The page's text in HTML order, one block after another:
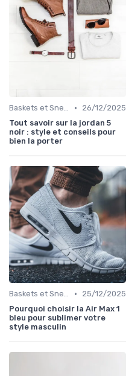
Baskets et Sneakers •
26/12/2025
Tout savoir sur la jordan 5
noir : style et conseils pour
bien la porter
Baskets et Sneakers •
25/12/2025
Pourquoi choisir la Air Max 1
bleu pour sublimer votre
style masculin